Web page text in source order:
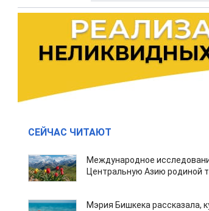
СЕЙЧАС ЧИТАЮТ
Международное
Центральную Азию родиной
Мэрия Бишкека рассказала,